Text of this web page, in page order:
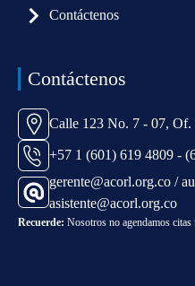
Contáctenos
Contáctenos
Calle 123 No. 7 - 07,
+57 1 (601) 619 4809 -
gerente@acorl.org.co /
asistente@acorl.org.co
Recuerde: Nosotros no agendamos citas